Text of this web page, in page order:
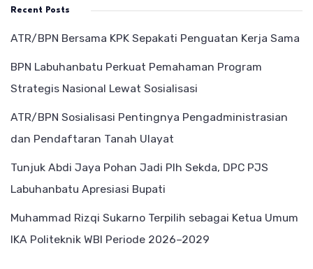
Recent Posts
ATR/BPN Bersama KPK Sepakati Penguatan Kerja Sama
BPN Labuhanbatu Perkuat Pemahaman Program
Strategis Nasional Lewat Sosialisasi
ATR/BPN Sosialisasi Pentingnya Pengadministrasian
dan Pendaftaran Tanah Ulayat
Tunjuk Abdi Jaya Pohan Jadi Plh Sekda, DPC PJS
Labuhanbatu Apresiasi Bupati
Muhammad Rizqi Sukarno Terpilih sebagai Ketua Umum
IKA Politeknik WBI Periode 2026–2029